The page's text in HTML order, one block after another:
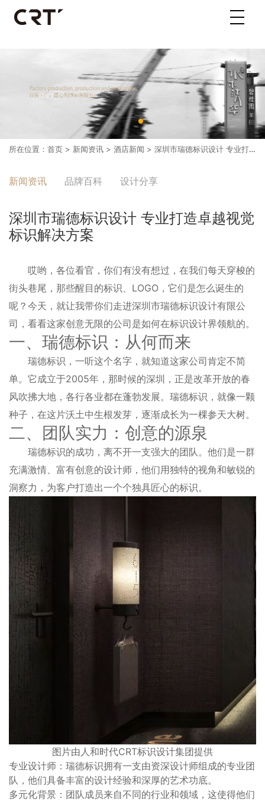
所在位置： 首页 > 新闻资讯 > 酒店新闻 > 深圳市瑞德标识设计 专业打造卓越视觉标识解决方案
新闻资讯 品牌百科 设计分享
深圳市瑞德标识设计 专业打造卓越视觉
标识解决方案
哎哟，各位看官，你们有没有想过，在我们每天穿梭的
街头巷尾，那些醒目的标识、LOGO，它们是怎么诞生的
呢？今天，就让我带你们走进深圳市瑞德标识设计有限公
司，看看这家创意无限的公司是如何在标识设计界领航的。
一、瑞德标识：从何而来
瑞德标识，一听这个名字，就知道这家公司肯定不简
单。它成立于2005年，那时候的深圳，正是改革开放的春
风吹拂大地，各行各业都在蓬勃发展。瑞德标识，就像一颗
种子，在这片沃土中生根发芽，逐渐成长为一棵参天大树。
二、团队实力：创意的源泉
瑞德标识的成功，离不开一支强大的团队。他们是一群
充满激情、富有创意的设计师，他们用独特的视角和敏锐的
洞察力，为客户打造出一个个独具匠心的标识。
图片由人和时代CRT标识设计集团提供
专业设计师：瑞德标识拥有一支由资深设计师组成的专业团
队，他们具备丰富的设计经验和深厚的艺术功底。
多元化背景：团队成员来自不同的行业和领域，这使得他们